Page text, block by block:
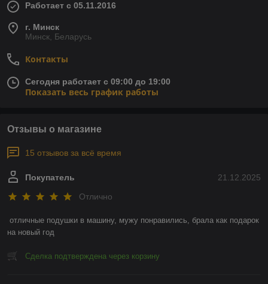
Работает с 05.11.2016
г. Минск
Минск, Беларусь
Контакты
Сегодня работает с 09:00 до 19:00
Показать весь график работы
Отзывы о магазине
15 отзывов за всё время
21.12.2025
Покупатель
Отлично
отличные подушки в машину, мужу понравились, брала как подарок
на новый год
Сделка подтверждена через корзину